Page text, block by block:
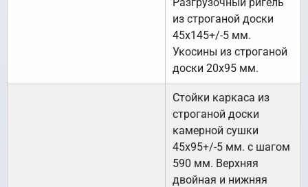
из строганой доски
45х145+/-5 мм.
Укосины из строганой
доски 20х95 мм.
Стойки каркаса из
строганой доски
камерной сушки
45х95+/-5 мм. с шагом
590 мм. Верхняя
двойная и нижняя